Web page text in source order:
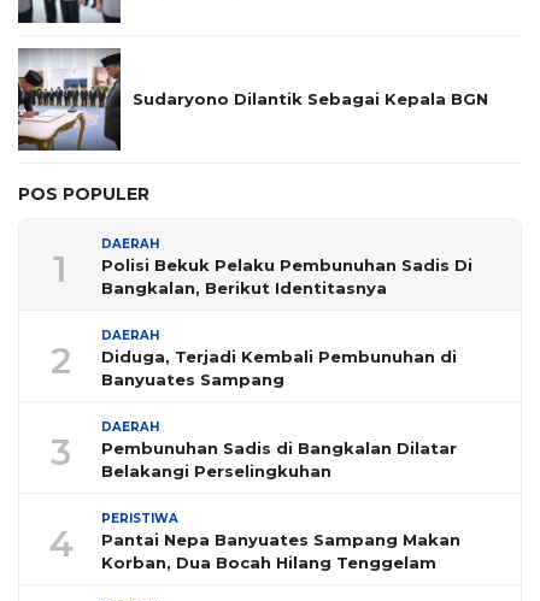
Sudaryono Dilantik Sebagai Kepala BGN
POS POPULER
1
DAERAH
Polisi Bekuk Pelaku Pembunuhan Sadis Di
Bangkalan, Berikut Identitasnya
2
DAERAH
Diduga, Terjadi Kembali Pembunuhan di
Banyuates Sampang
3
DAERAH
Pembunuhan Sadis di Bangkalan Dilatar
Belakangi Perselingkuhan
4
PERISTIWA
Pantai Nepa Banyuates Sampang Makan
Korban, Dua Bocah Hilang Tenggelam